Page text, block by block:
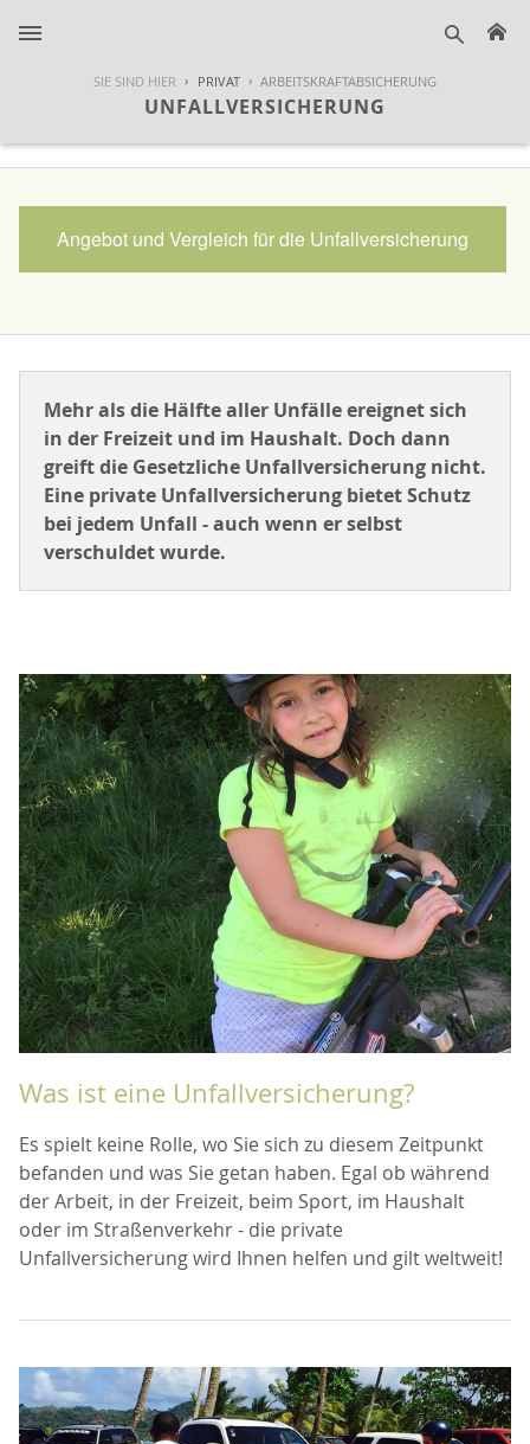
SIE SIND HIER PRIVAT ARBEITSKRAFTABSICHERUNG
UNFALLVERSICHERUNG
Angebot und Vergleich für die Unfallversicherung
Mehr als die Hälfte aller Unfälle ereignet sich
in der Freizeit und im Haushalt. Doch dann
greift die Gesetzliche Unfallversicherung nicht.
Eine private Unfallversicherung bietet Schutz
bei jedem Unfall - auch wenn er selbst
verschuldet wurde.
Was ist eine Unfallversicherung?
Es spielt keine Rolle, wo Sie sich zu diesem Zeitpunkt
befanden und was Sie getan haben. Egal ob während
der Arbeit, in der Freizeit, beim Sport, im Haushalt
oder im Straßenverkehr - die private
Unfallversicherung wird Ihnen helfen und gilt weltweit!